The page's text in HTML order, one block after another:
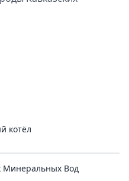
котёл
Минеральных Вод